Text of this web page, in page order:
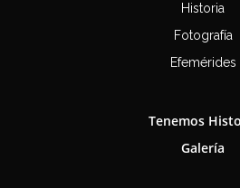
Historia
Fotografía
Efemérides
Tenemos
Galería